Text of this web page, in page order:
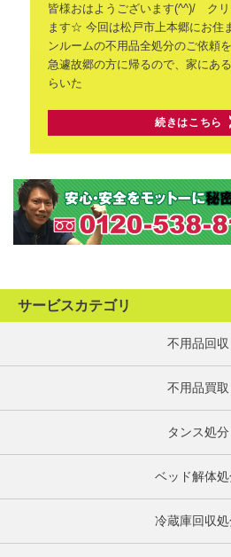
皆様おはようございます(^^)/ ク
ます☆ 今回は松戸市上本郷にお住
ンルームの不用品全処分のご依頼
急遽故郷の方に帰るので、家にあ
らいた
続きはこちら
サービスカテゴリ
不用品回収
不用品買取
タンス処分
ベッド解体
冷蔵庫回収